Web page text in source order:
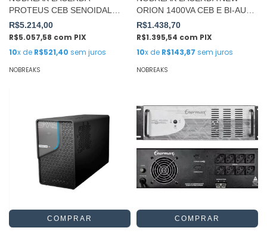
PROTEUS CEB SENOIDAL
3000VA E/S110V
R$5.214,00
R$5.057,58 com PIX
10x de R$521,40 sem juros
NOBREAKS
ORION 1400VA CEB E BI-AUT
S115V
R$1.438,70
R$1.395,54 com PIX
10x de R$143,87 sem juros
NOBREAKS